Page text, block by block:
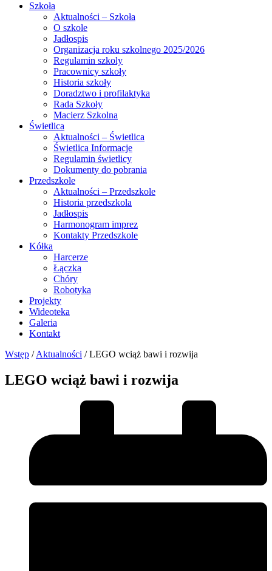
Szkoła
Aktualności – Szkoła
O szkole
Jadłospis
Organizacja roku szkolnego 2025/2026
Regulamin szkoly
Pracownicy szkoły
Historia szkoły
Doradztwo i profilaktyka
Rada Szkoły
Macierz Szkolna
Świetlica
Aktualności – Świetlica
Świetlica Informacje
Regulamin świetlicy
Dokumenty do pobrania
Przedszkole
Aktualności – Przedszkole
Historia przedszkola
Jadłospis
Harmonogram imprez
Kontakty Przedszkole
Kółka
Harcerze
Łączka
Chóry
Robotyka
Projekty
Wideoteka
Galeria
Kontakt
Wstęp / Aktualności / LEGO wciąż bawi i rozwija
LEGO wciąż bawi i rozwija